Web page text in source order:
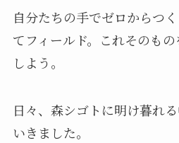
自分たちの手でゼロからつ
てフィールド。これそのも
しよう。
日々、森シゴトに明け暮れ
いきました。